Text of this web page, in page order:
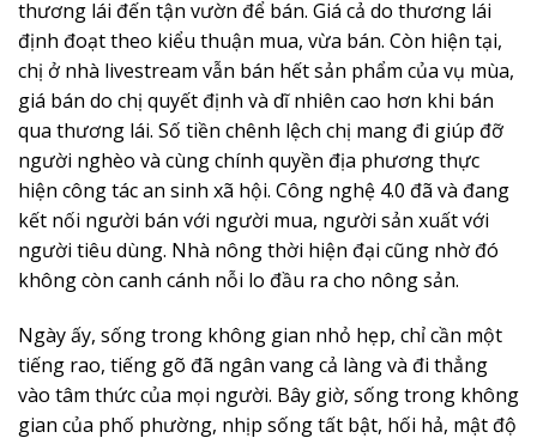
xã Long Tân, huyện Phú Riềng mỗi ngày bán cả tấn
bưởi, cả tạ vú sữa hoàng kim. Người tiêu dùng không
cần ra chợ hay đến tận vườn mà vẫn mua được nông
sản sạch, đảm bảo chất lượng từ người sản xuất.
Những năm trước, 2 ha bưởi da xanh và 3 ha vú sữa
hoàng kim đến mùa thu hoạch, chị Giang đều gọi
thương lái đến tận vườn để bán. Giá cả do thương lái
định đoạt theo kiểu thuận mua, vừa bán. Còn hiện tại,
chị ở nhà livestream vẫn bán hết sản phẩm của vụ mùa,
giá bán do chị quyết định và dĩ nhiên cao hơn khi bán
qua thương lái. Số tiền chênh lệch chị mang đi giúp đỡ
người nghèo và cùng chính quyền địa phương thực
hiện công tác an sinh xã hội. Công nghệ 4.0 đã và đang
kết nối người bán với người mua, người sản xuất với